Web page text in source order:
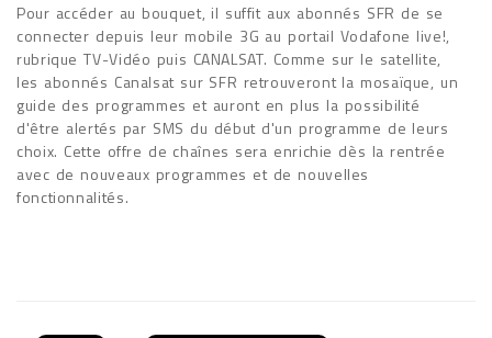
Pour accéder au bouquet, il suffit aux abonnés SFR de se
connecter depuis leur mobile 3G au portail Vodafone live!,
rubrique TV-Vidéo puis CANALSAT. Comme sur le satellite,
les abonnés Canalsat sur SFR retrouveront la mosaïque, un
guide des programmes et auront en plus la possibilité
d'être alertés par SMS du début d'un programme de leurs
choix. Cette offre de chaînes sera enrichie dès la rentrée
avec de nouveaux programmes et de nouvelles
fonctionnalités.